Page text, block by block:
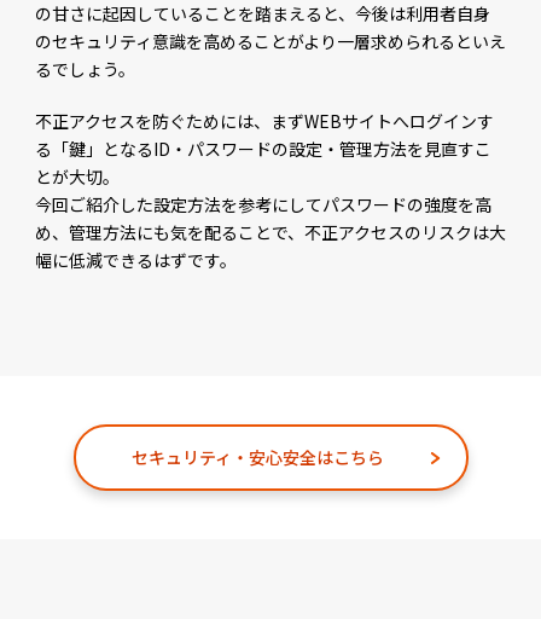
の甘さに起因していることを踏まえると、今後は利用者自身
のセキュリティ意識を高めることがより一層求められるといえ
るでしょう。
不正アクセスを防ぐためには、まずWEBサイトへログインす
る「鍵」となるID・パスワードの設定・管理方法を見直すこ
とが大切。
今回ご紹介した設定方法を参考にしてパスワードの強度を高
め、管理方法にも気を配ることで、不正アクセスのリスクは大
幅に低減できるはずです。
セキュリティ・安心安全はこちら